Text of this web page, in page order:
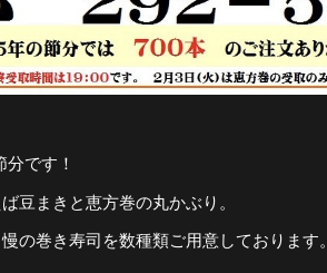
です！
豆まきと恵方巻の丸かぶり。
の巻き寿司を数種類ご用意しております。